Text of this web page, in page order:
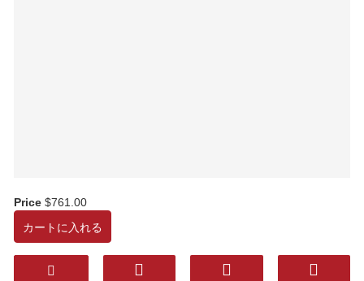
Price $761.00
カートに入れる